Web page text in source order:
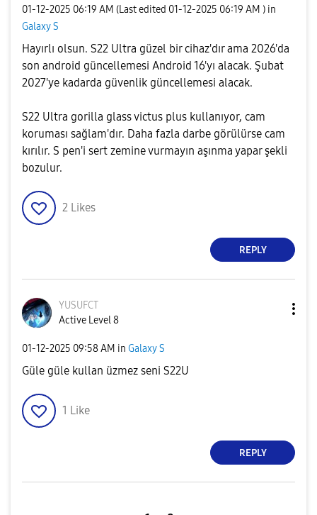
‎01-12-2025 06:19 AM (Last edited ‎01-12-2025 06:19 AM ) in
Galaxy S
Hayırlı olsun. S22 Ultra güzel bir cihaz'dır ama 2026'da
son android güncellemesi Android 16'yı alacak. Şubat
2027'ye kadarda güvenlik güncellemesi alacak.
S22 Ultra gorilla glass victus plus kullanıyor, cam
koruması sağlam'dır. Daha fazla darbe görülürse cam
kırılır. S pen'i sert zemine vurmayın aşınma yapar şekli
bozulur.
2 Likes
REPLY
YUSUFCT
Active Level 8
‎01-12-2025 09:58 AM in Galaxy S
Güle güle kullan üzmez seni S22U
1 Like
REPLY